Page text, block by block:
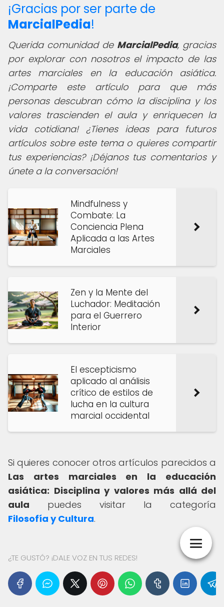
¡Gracias por ser parte de
MarcialPedia!
Querida comunidad de MarcialPedia, gracias
por explorar con nosotros el impacto de las
artes marciales en la educación asiática.
¡Comparte este artículo para que más
personas descubran cómo la disciplina y los
valores trascienden el aula y enriquecen la
vida cotidiana! ¿Tienes ideas para futuros
artículos sobre este tema o quieres compartir
tus experiencias? ¡Déjanos tus comentarios y
únete a la conversación!
Mindfulness y
Combate: La
Conciencia Plena
Aplicada a las Artes
Marciales
Zen y la Mente del
Luchador: Meditación
para el Guerrero
Interior
El escepticismo
aplicado al análisis
crítico de estilos de
lucha en la cultura
marcial occidental
Si quieres conocer otros artículos parecidos a
Las artes marciales en la educación
asiática: Disciplina y valores más allá del
aula puedes visitar la categoría
Filosofía y Cultura.
¿TE GUSTÓ? ¡DALE VOZ EN TUS REDES!